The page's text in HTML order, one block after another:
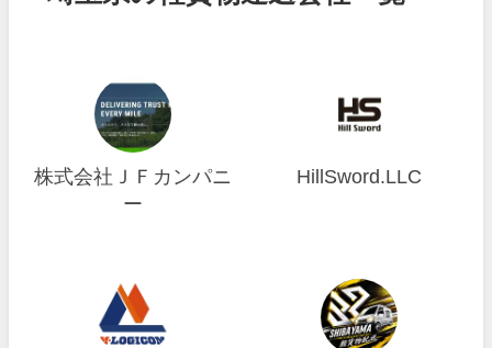
株式会社ＪＦカンパニ
ー
HillSword.LLC